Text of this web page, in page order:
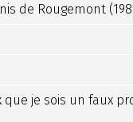
de Rougemont
que je sois un faux